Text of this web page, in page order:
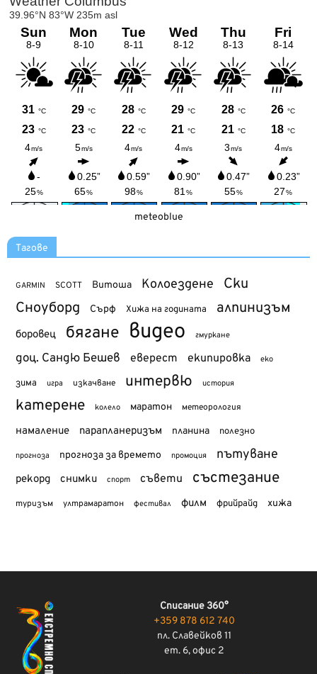
meteoblue
Тагове
GARMIN SCOTT Витоша Колоездене Ски
Сноуборд Сърф Хижа на годината алпинизъм
боровец бягане видео гмуркане
доц. Сандю Бешев еверест екипировка еко
зима игра изкачване интервю история
катерене колело маратон метеорология
намаление парапланеризъм планина полезно
прогноза прогноза за времето промоция пътуване
рекорд снимки спорт съвети състезание
туризъм ултрамаратон фестивал филм фрийрайд хижа
Списание 360°
+359 878 612 740
пл. Славейков 11
ет. 6, офис 2